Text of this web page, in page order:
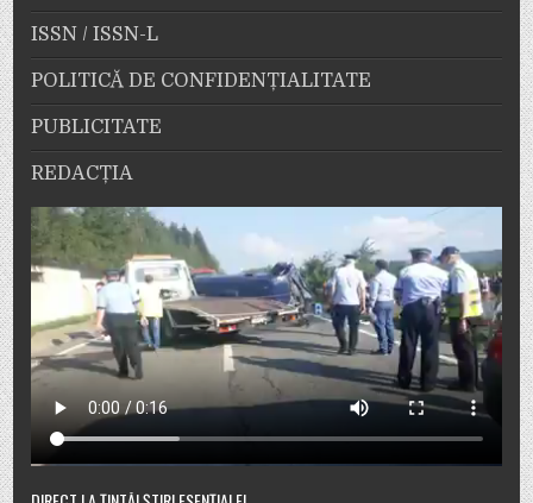
ISSN / ISSN-L
POLITICĂ DE CONFIDENȚIALITATE
PUBLICITATE
REDACȚIA